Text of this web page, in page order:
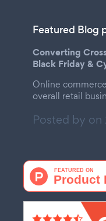
Featured Blog
Converting
Black Friday &
Online
overall retail
Posted by on